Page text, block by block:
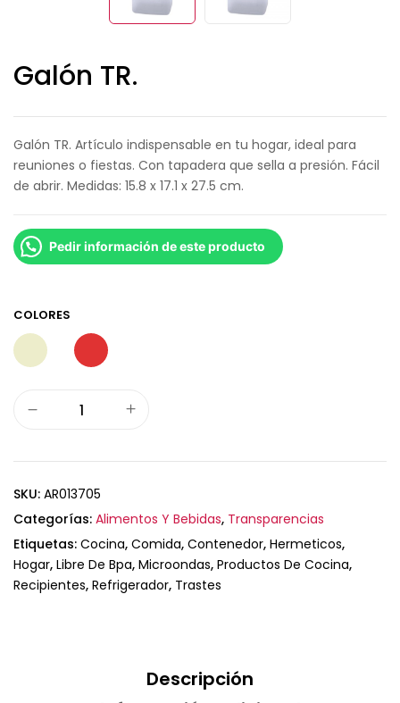
Galón TR.
Galón TR. Artículo indispensable en tu hogar, ideal para
reuniones o fiestas. Con tapadera que sella a presión. Fácil
de abrir. Medidas: 15.8 x 17.1 x 27.5 cm.
Pedir información de este producto
COLORES
SKU: AR013705
Categorías: Alimentos Y Bebidas, Transparencias
Etiquetas: Cocina, Comida, Contenedor, Hermeticos,
Hogar, Libre De Bpa, Microondas, Productos De Cocina,
Recipientes, Refrigerador, Trastes
Descripción